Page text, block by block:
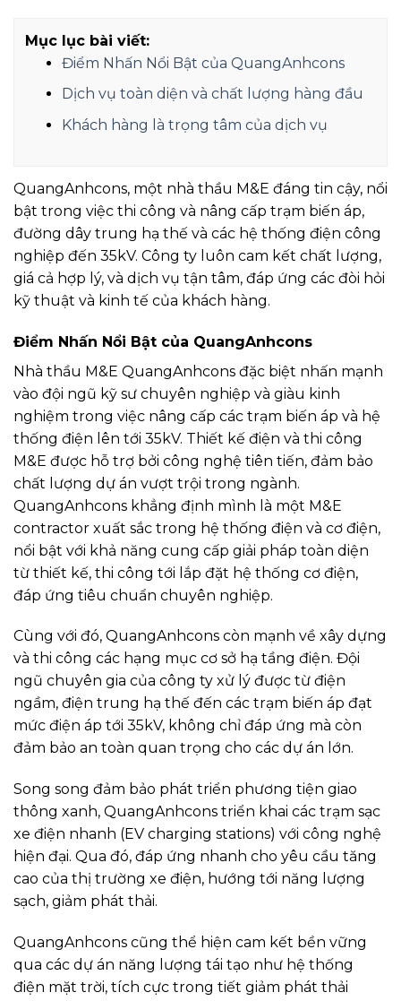
Mục lục bài viết:
Điểm Nhấn Nổi Bật của QuangAnhcons
Dịch vụ toàn diện và chất lượng hàng đầu
Khách hàng là trọng tâm của dịch vụ
QuangAnhcons, một nhà thầu M&E đáng tin cậy, nổi
bật trong việc thi công và nâng cấp trạm biến áp,
đường dây trung hạ thế và các hệ thống điện công
nghiệp đến 35kV. Công ty luôn cam kết chất lượng,
giá cả hợp lý, và dịch vụ tận tâm, đáp ứng các đòi hỏi
kỹ thuật và kinh tế của khách hàng.
Điểm Nhấn Nổi Bật của QuangAnhcons
Nhà thầu M&E QuangAnhcons đặc biệt nhấn mạnh
vào đội ngũ kỹ sư chuyên nghiệp và giàu kinh
nghiệm trong việc nâng cấp các trạm biến áp và hệ
thống điện lên tới 35kV. Thiết kế điện và thi công
M&E được hỗ trợ bởi công nghệ tiên tiến, đảm bảo
chất lượng dự án vượt trội trong ngành.
QuangAnhcons khẳng định mình là một M&E
contractor xuất sắc trong hệ thống điện và cơ điện,
nổi bật với khả năng cung cấp giải pháp toàn diện
từ thiết kế, thi công tới lắp đặt hệ thống cơ điện,
đáp ứng tiêu chuẩn chuyên nghiệp.
Cùng với đó, QuangAnhcons còn mạnh về xây dựng
và thi công các hạng mục cơ sở hạ tầng điện. Đội
ngũ chuyên gia của công ty xử lý được từ điện
ngầm, điện trung hạ thế đến các trạm biến áp đạt
mức điện áp tới 35kV, không chỉ đáp ứng mà còn
đảm bảo an toàn quan trọng cho các dự án lớn.
Song song đảm bảo phát triển phương tiện giao
thông xanh, QuangAnhcons triển khai các trạm sạc
xe điện nhanh (EV charging stations) với công nghệ
hiện đại. Qua đó, đáp ứng nhanh cho yêu cầu tăng
cao của thị trường xe điện, hướng tới năng lượng
sạch, giảm phát thải.
QuangAnhcons cũng thể hiện cam kết bền vững
qua các dự án năng lượng tái tạo như hệ thống
điện mặt trời, tích cực trong tiết giảm phát thải